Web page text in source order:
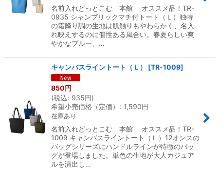
名前入れどっとこむ 本館 オススメ品！TR-
0935 シャンブリックマチ付トート（Ｌ）独特
の霜降り調の生地は肌触りもやわらかく、名入
れ映えするのに個性ある風合い。春夏らしい爽
やかなブルー、…
キャンバスライントート（Ｌ） [TR-1009]
850円
(税込: 935円)
希望小売価格（定価）
: 1,590円
在庫あり
名前入れどっとこむ 本館 オススメ品！TR-
1009 キャンバスライントート（Ｌ）12オンスの
バッグシリーズにハンドルラインが特徴のバッ
グが登場しました。単色の生地が大人カジュア
ルを演出し…